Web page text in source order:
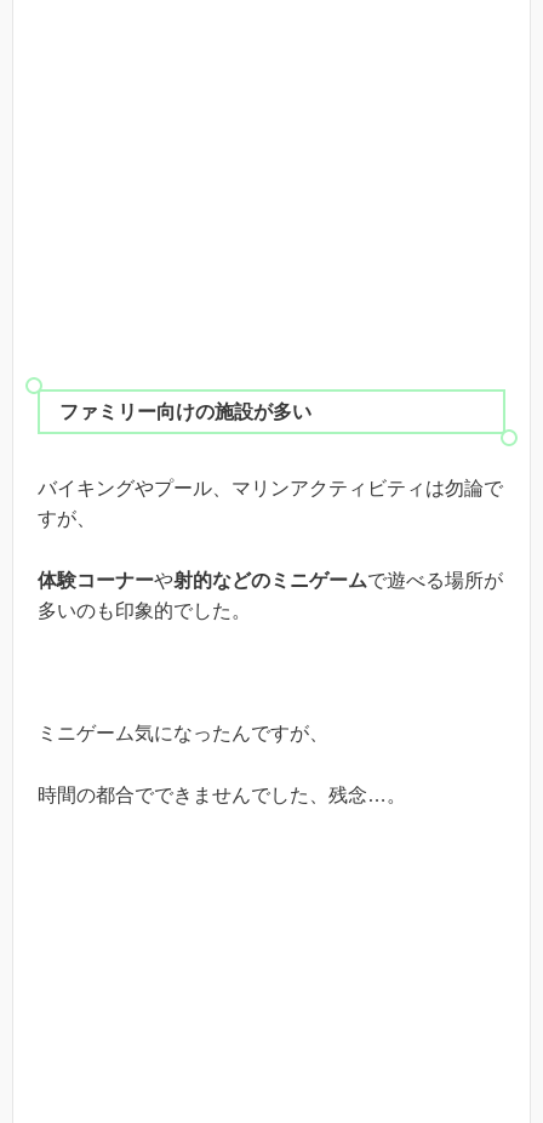
ファミリー向けの施設が多い
バイキングやプール、マリンアクティビティは勿論で
すが、
体験コーナーや射的などのミニゲームで遊べる場所が
多いのも印象的でした。
ミニゲーム気になったんですが、
時間の都合でできませんでした、残念…。